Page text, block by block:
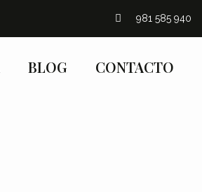
981 585 940
BLOG CONTACTO